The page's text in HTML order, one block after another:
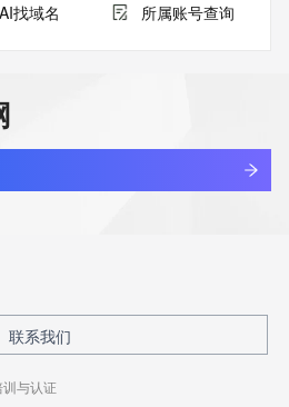
AI找域名 所属账号查询
联系我们
训与认证